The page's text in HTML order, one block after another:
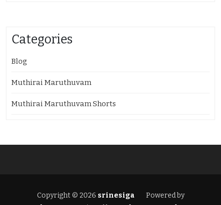
Categories
Blog
Muthirai Maruthuvam
Muthirai Maruthuvam Shorts
Copyright © 2026 srinesiga
Powered by